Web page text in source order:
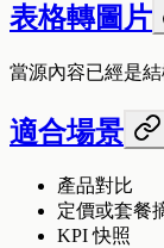
表格轉圖片
當源內容已經是
適合場景
產品對比
定價或套餐
KPI 快照